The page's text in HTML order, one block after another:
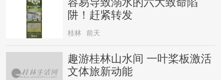
容易导致溺水的六大致命陷
阱！赶紧转发
桂林 前天
趣游桂林山水间 一叶桨板激活
文体旅新动能